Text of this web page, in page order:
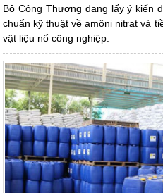
Bộ Công Thương đang lấy ý kiến
chuẩn kỹ thuật về amôni nitrat và
vật liệu nổ công nghiệp.